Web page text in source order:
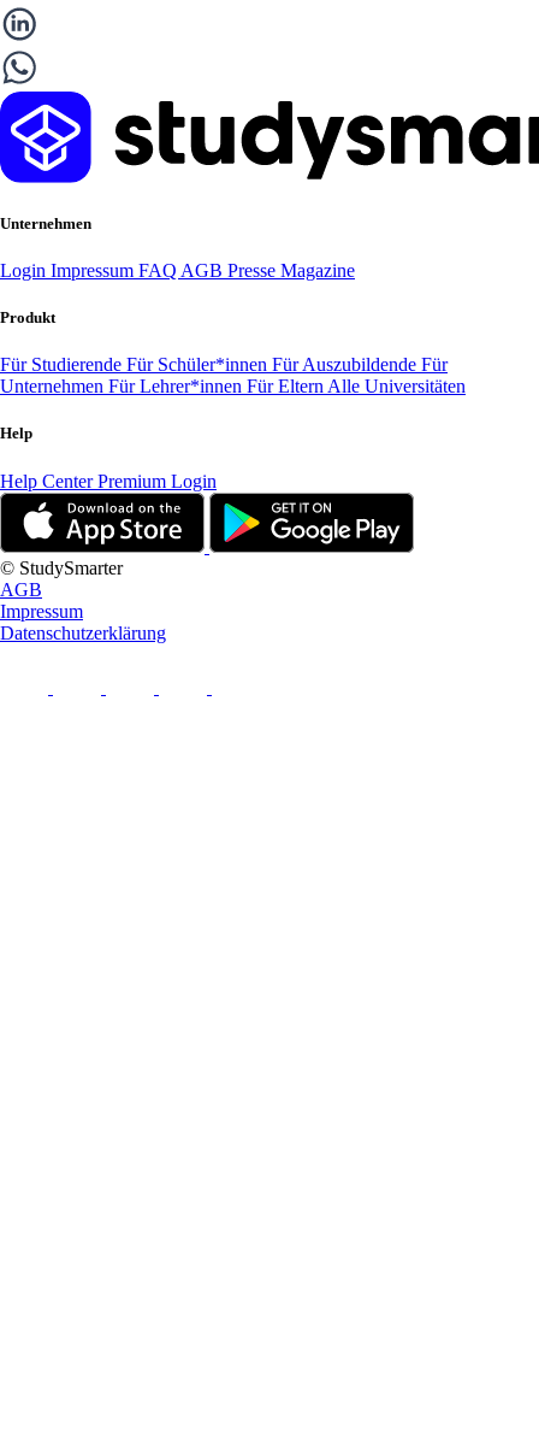
Unternehmen
Login Impressum FAQ AGB Presse Magazine
Produkt
Für Studierende Für Schüler*innen Für Auszubildende Für
Unternehmen Für Lehrer*innen Für Eltern Alle Universitäten
Help
Help CenterPremium Login
© StudySmarter
AGB
Impressum
Datenschutzerklärung